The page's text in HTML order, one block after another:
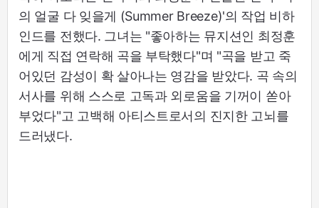
의 얼굴 다 잊을게 (Summer Breeze)'의 작업 비하
인드를 전했다. 그녀는 "좋아하는 뮤지션인 최정훈
에게 직접 연락해 곡을 부탁했다"며 "곡을 받고 죽
어있던 감성이 확 살아나는 영감을 받았다. 곡 속의
서사를 위해 스스로 고독과 외로움을 기꺼이 쏟아
부었다"고 고백해 아티스트로서의 진지한 고뇌를
드러냈다.